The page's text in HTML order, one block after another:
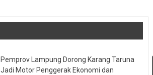
Pemprov Lampung Dorong Karang Taruna
Jadi Motor Penggerak Ekonomi dan